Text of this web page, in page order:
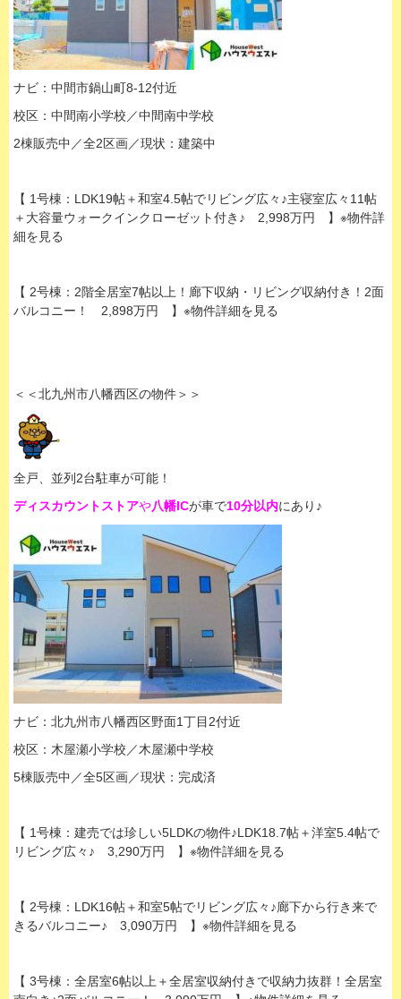
ナビ：中間市鍋山町8-12付近
校区：中間南小学校／中間南中学校
2棟販売中／全2区画／現状：建築中
【 1号棟：LDK19帖＋和室4.5帖でリビング広々♪主寝室広々11帖
＋大容量ウォークインクローゼット付き♪ 2,998万円 】※物件詳
細を見る
【 2号棟：2階全居室7帖以上！廊下収納・リビング収納付き！2面
バルコニー！ 2,898万円 】※物件詳細を見る
＜＜北九州市八幡西区の物件＞＞
全戸、並列2台駐車が可能！
ディスカウントストアや八幡ICが車で10分以内にあり♪
ナビ：北九州市八幡西区野面1丁目2付近
校区：木屋瀬小学校／木屋瀬中学校
5棟販売中／全5区画／現状：完成済
【 1号棟：建売では珍しい5LDKの物件♪LDK18.7帖＋洋室5.4帖で
リビング広々♪ 3,290万円 】※物件詳細を見る
【 2号棟：LDK16帖＋和室5帖でリビング広々♪廊下から行き来で
きるバルコニー♪ 3,090万円 】※物件詳細を見る
【 3号棟：全居室6帖以上＋全居室収納付きで収納力抜群！全居室